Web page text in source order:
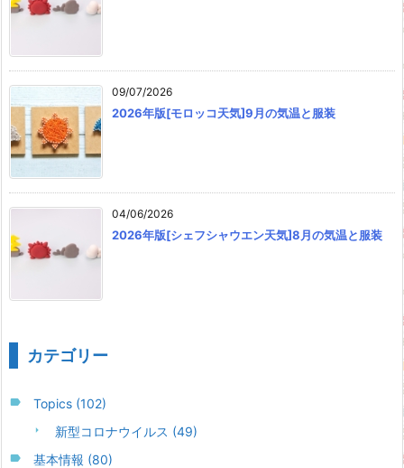
09/07/2026
2026年版[モロッコ天気]9月の気温と服装
04/06/2026
2026年版[シェフシャウエン天気]8月の気温と服装
カテゴリー
Topics (102)
新型コロナウイルス (49)
基本情報 (80)